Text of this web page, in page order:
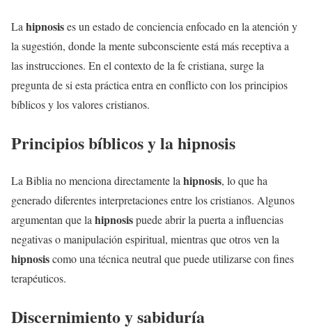
La hipnosises un estado de conciencia enfocado en la atención y
la sugestión, donde la mente subconsciente está más receptiva a
las instrucciones. En el contexto de la fe cristiana, surge la
pregunta de si esta práctica entra en conflicto con los principios
bíblicos y los valores cristianos.
Principios bíblicos y lahipnosis
La Biblia no menciona directamente lahipnosis, lo que ha
generado diferentes interpretaciones entre los cristianos. Algunos
argumentan que lahipnosispuede abrir la puerta a influencias
negativas o manipulación espiritual, mientras que otros ven la
hipnosiscomo una técnica neutral que puede utilizarse con fines
terapéuticos.
Discernimiento y sabiduría